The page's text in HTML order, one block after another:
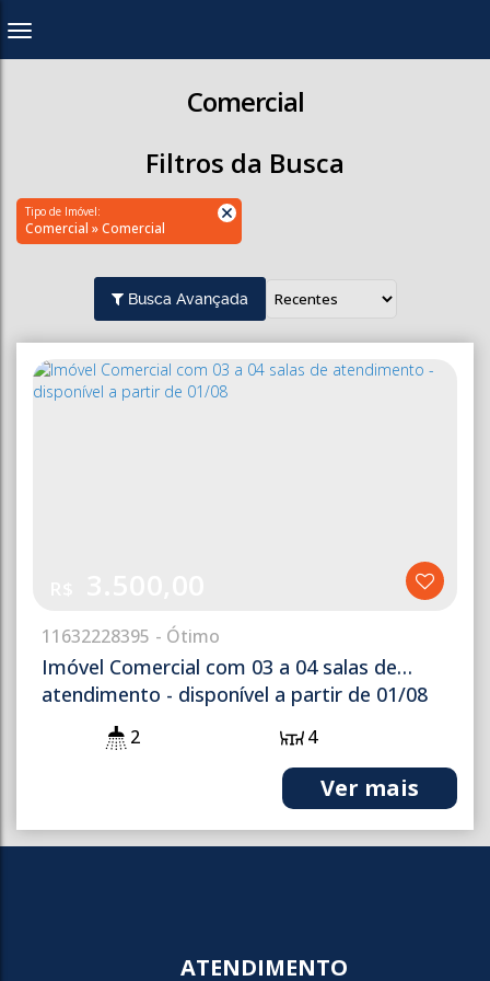
Comercial
Filtros da Busca
Tipo de Imóvel:
Comercial » Comercial
Busca Avançada
Imóvel Comercial com 03 a 04 salas de
atendimento - disponível a partir de 01/08
11632228395
2 4
ATENDIMENTO